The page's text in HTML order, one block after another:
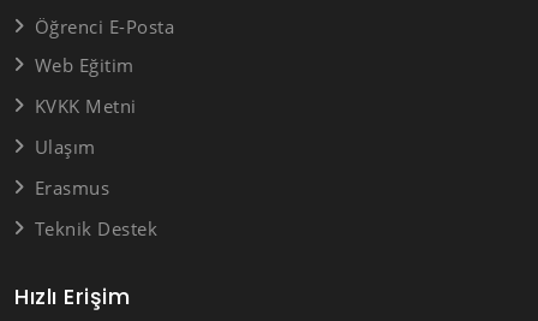
Hızlı Erişim
Öğrenci E-Posta
Web Eğitim
KVKK Metni
Ulaşım
Erasmus
Teknik Destek